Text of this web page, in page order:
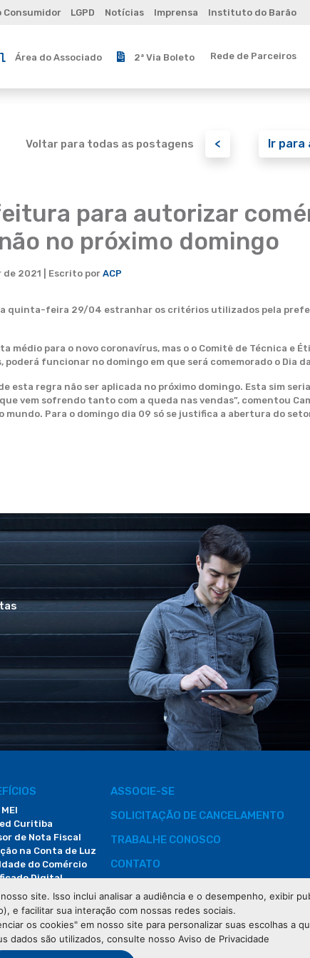
LGPD Notícias Imprensa Instituto do Barão
Área do Associado 2ª Via Boleto Rede de Parceiros
Voltar para todas as postagens < Ir para
para autorizar
no próximo domingo
2021 | Escrito por ACP
quinta-feira 29/04 estranhar os critérios utilizados pela
para o novo coronavírus, mas o o Comitê de Técnica e
funcionar no domingo em que será comemorado o Dia
esta regra não ser aplicada no próximo domingo. Esta sim
vem sofrendo tanto com a queda nas vendas”, comentou
Para o domingo dia 09 só se justifica a abertura do
Curitiba
de Nota Fiscal
na Conta de Luz
do Comércio
Digital
ASSOCIE-SE
SOLICITAÇÃO DE CANCELAMENTO
TRABALHE CONOSCO
CONTATO
DEMANDAS JUDICIAIS
site. Isso inclui analisar a audiência e o desempenho, exibir
e facilitar sua interação com nossas redes sociais.
os cookies" em nosso site para personalizar suas escolhas a
dados são utilizados, consulte nosso Aviso de Privacidade